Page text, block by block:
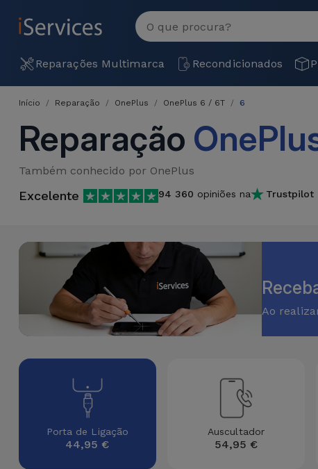
Reparações Multimarca Recondicionados
MENU
Reparações
Por
Avaria
iPhone
iPad
Macbook
/ iMac
Watch
Samsung
iPhones
Recondicionados
Recondicionados
Apple Watch
Recondicionados
Recondicionados
iMac
Recondicionados
Produtos
DJI
Novidades
Cabos
Adaptadores
Películas
Lojas
Promoções
Retomas
Ver
Início Reparação OnePlus OnePlus 6 / 6T 6
Reparação
Também conhecido por OnePlus
Excelente 94 360 opiniões na Trustpilot
Ao
Porta de Ligação
44,95 €
Auscultador
54,95 €